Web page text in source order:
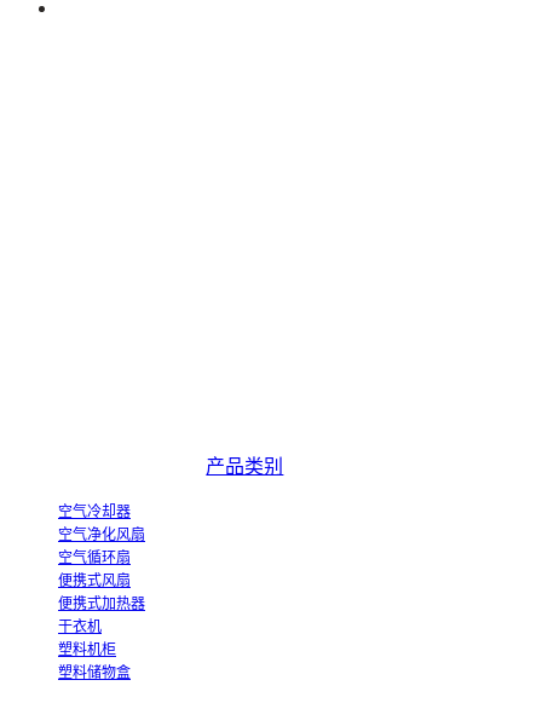
产品类别
空气冷却器
空气净化风扇
空气循环扇
便携式风扇
便携式加热器
干衣机
塑料机柜
塑料储物盒